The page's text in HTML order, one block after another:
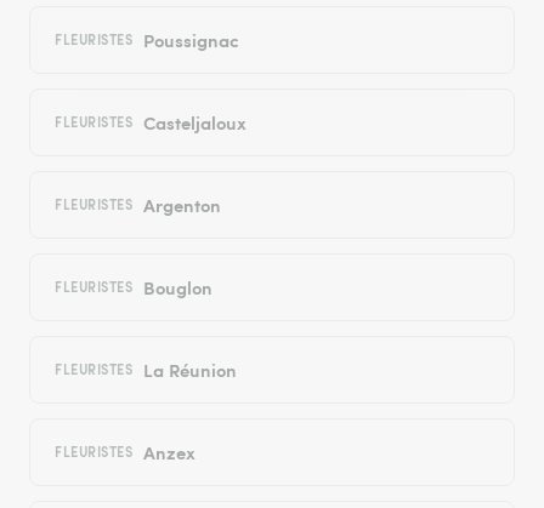
FLEURISTES Poussignac
FLEURISTES Casteljaloux
FLEURISTES Argenton
FLEURISTES Bouglon
FLEURISTES La Réunion
FLEURISTES Anzex